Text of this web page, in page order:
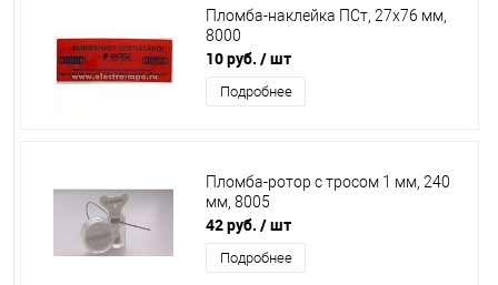
Пломба-наклейка ПСт, 27х76 мм,
8000
10 руб. / шт
Подробнее
Пломба-ротор с тросом 1 мм, 240
мм, 8005
42 руб. / шт
Подробнее